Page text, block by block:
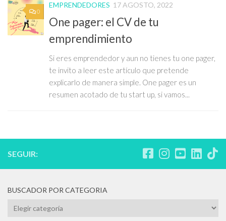
0
EMPRENDEDORES 17 AGOSTO, 2022
One pager: el CV de tu
emprendimiento
Si eres emprendedor y aun no tienes tu one pager,
te invito a leer este artículo que pretende
explicarlo de manera simple. One pager es un
resumen acotado de tu start up, si vamos...
SEGUIR:
BUSCADOR POR CATEGORIA
BUSCADOR